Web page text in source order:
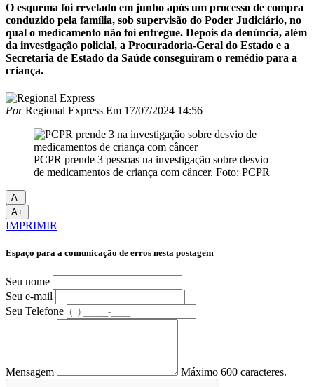
O esquema foi revelado em junho após um processo de compra
conduzido pela família, sob supervisão do Poder Judiciário, no
qual o medicamento não foi entregue. Depois da denúncia, além
da investigação policial, a Procuradoria-Geral do Estado e a
Secretaria de Estado da Saúde conseguiram o remédio para a
criança.
PorRegional Express Em 17/07/2024 14:56
PCPR prende 3 pessoas na investigação sobre desvio
de medicamentos de criança com câncer. Foto: PCPR
A-
A+
IMPRIMIR
Espaço para a comunicação de erros nesta postagem
Seu nome
Seu e-mail
Seu Telefone
Mensagem Máximo 600 caracteres.